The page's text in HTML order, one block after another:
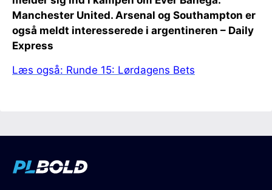
Manchester United. Arsenal og Southampton er
også meldt interesserede i argentineren – Daily
Express
Læs også: Runde 15: Lørdagens Bets